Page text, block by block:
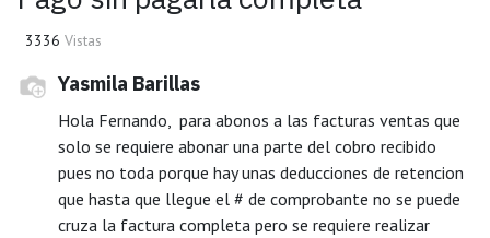
3336 Vistas
Yasmila Barillas
Hola Fernando, para abonos a las facturas ventas que
solo se requiere abonar una parte del cobro recibido
pues no toda porque hay unas deducciones de retencion
que hasta que llegue el # de comprobante no se puede
cruza la factura completa pero se requiere realizar